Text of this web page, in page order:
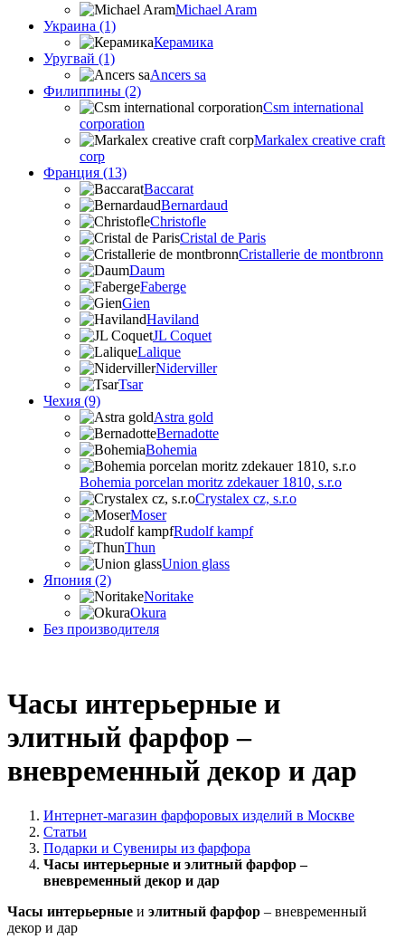
Michael Aram
Украина (1)
Керамика
Уругвай (1)
Ancers sa
Филиппины (2)
Csm international
corporation
Markalex creative craft
corp
Франция (13)
Baccarat
Bernardaud
Christofle
Cristal de Paris
Cristallerie de montbronn
Daum
Faberge
Gien
Haviland
JL Coquet
Lalique
Niderviller
Tsar
Чехия (9)
Astra gold
Bernadotte
Bohemia
Bohemia porcelan moritz zdekauer 1810, s.r.o
Crystalex cz, s.r.o
Moser
Rudolf kampf
Thun
Union glass
Япония (2)
Noritake
Okura
Без производителя
Часы интерьерные и
элитный фарфор –
вневременный декор и дар
Интернет-магазин фарфоровых изделий в Москве
Статьи
Подарки и Сувениры из фарфора
Часы интерьерные и элитный фарфор –
вневременный декор и дар
Часы интерьерные и элитный фарфор – вневременный
декор и дар